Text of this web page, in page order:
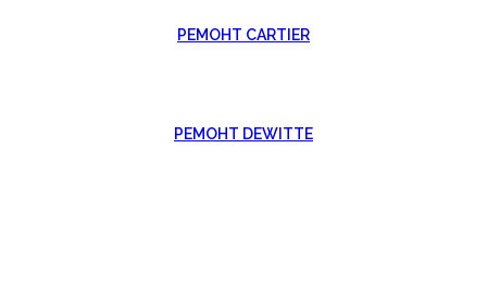
РЕМОНТ CARTIER
РЕМОНТ DEWITTE